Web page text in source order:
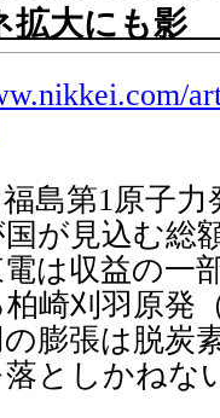
拡大にも影
島第1原子
が見込む総
は収益の一
崎刈羽原発
膨張は脱炭
としかねな